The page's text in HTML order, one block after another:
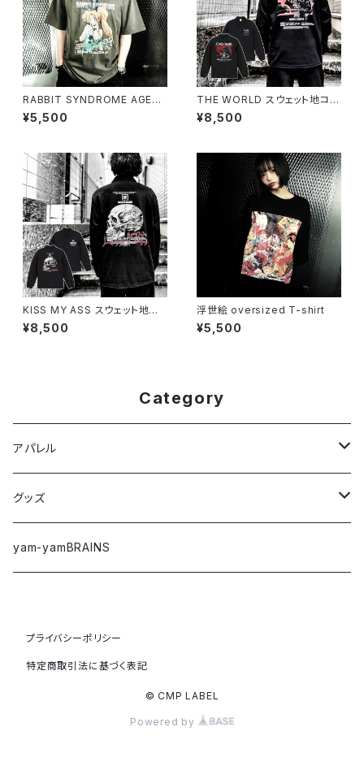
RABBIT SYNDROME AGED
T-shirt
¥5,500
THE WORLD スウェット地コー
チジャケット（公式サイト限定SP
OT ITEM）
¥8,500
KISS MY ASS スウェット地コ
ーチジャケット（公式サイト限定
SPOT ITEM）
¥8,500
浮世絵 oversized T-shirt
¥5,500
Category
アパレル
Tシャツ
ロングTシャツ
ジャケット/アウター
グッズ
ステッカー
コインケース
yam-yamBRAINS
プライバシーポリシー
特定商取引法に基づく表記
© CMP LABEL
Powered by